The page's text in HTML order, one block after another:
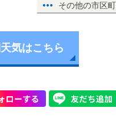
その他の市区
気はこちら